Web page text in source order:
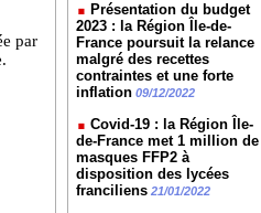
par
Présentation du budget
2023 : la Région Île-de-
France poursuit la relance
malgré des recettes
contraintes et une forte
inflation 09/12/2022
Covid-19 : la Région Île-
de-France met 1 million de
masques FFP2 à
disposition des lycées
franciliens 21/01/2022